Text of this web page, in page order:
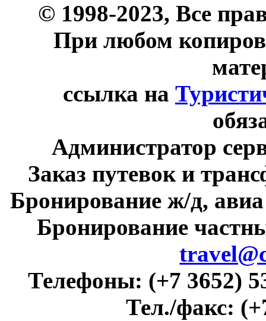
© 1998-2023, Все
При любом
ссылка на
Администратор
Заказ путевок и
Бронирование ж/д,
Бронирование
Телефоны: (+7 3652)
Тел./факс: